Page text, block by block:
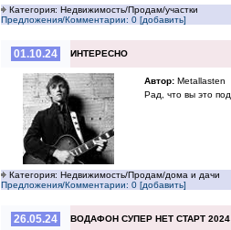
Категория: Недвижимость/Продам/участки
Предложения/Комментарии: 0 [добавить]
01.10.24 ИНТЕРЕСНО
Автор: Metallasten
Рад, что вы это
Категория: Недвижимость/Продам/дома и дачи
Предложения/Комментарии: 0 [добавить]
26.05.24 ВОДАФОН СУПЕР НЕТ СТАРТ 2024